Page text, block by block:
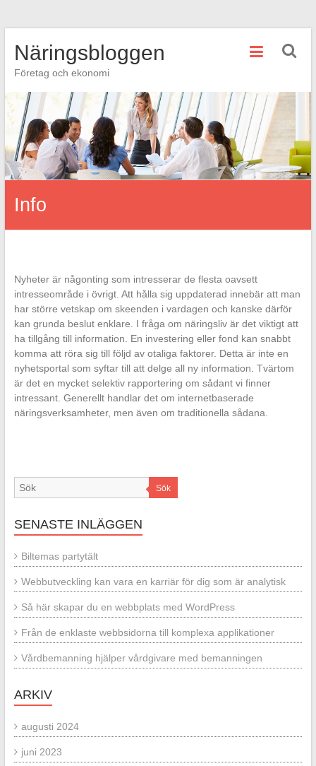
Näringsbloggen
Företag och ekonomi
Info
Nyheter är någonting som intresserar de flesta oavsett
intresseområde i övrigt. Att hålla sig uppdaterad innebär att man
har större vetskap om skeenden i vardagen och kanske därför
kan grunda beslut enklare. I fråga om näringsliv är det viktigt att
ha tillgång till information. En investering eller fond kan snabbt
komma att röra sig till följd av otaliga faktorer. Detta är inte en
nyhetsportal som syftar till att delge all ny information. Tvärtom
är det en mycket selektiv rapportering om sådant vi finner
intressant. Generellt handlar det om internetbaserade
näringsverksamheter, men även om traditionella sådana.
Sök
SENASTE INLÄGGEN
Biltemas partytält
Webbutveckling kan vara en karriär för dig som är analytisk
Så här skapar du en webbplats med WordPress
Från de enklaste webbsidorna till komplexa applikationer
Vårdbemanning hjälper vårdgivare med bemanningen
ARKIV
augusti 2024
juni 2023